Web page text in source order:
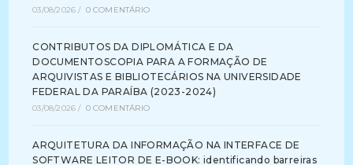
03/08/2026 / 0 COMENTÁRIO
CONTRIBUTOS DA DIPLOMÁTICA E DA
DOCUMENTOSCOPIA PARA A FORMAÇÃO DE
ARQUIVISTAS E BIBLIOTECÁRIOS NA UNIVERSIDADE
FEDERAL DA PARAÍBA (2023-2024)
03/08/2026 / 0 COMENTÁRIO
ARQUITETURA DA INFORMAÇÃO NA INTERFACE DE
SOFTWARE LEITOR DE E-BOOK: identificando barreiras